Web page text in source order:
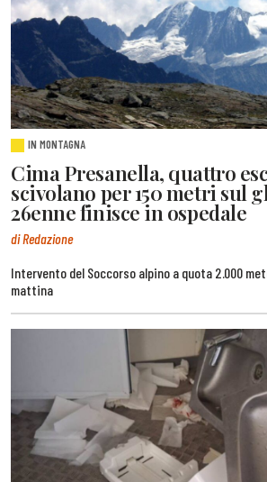
IN MONTAGNA
Cima Presanella, quattro
scivolano per 150 metri sul
26enne finisce in ospedale
di Redazione
Intervento del Soccorso alpino a quota 2.000
mattina